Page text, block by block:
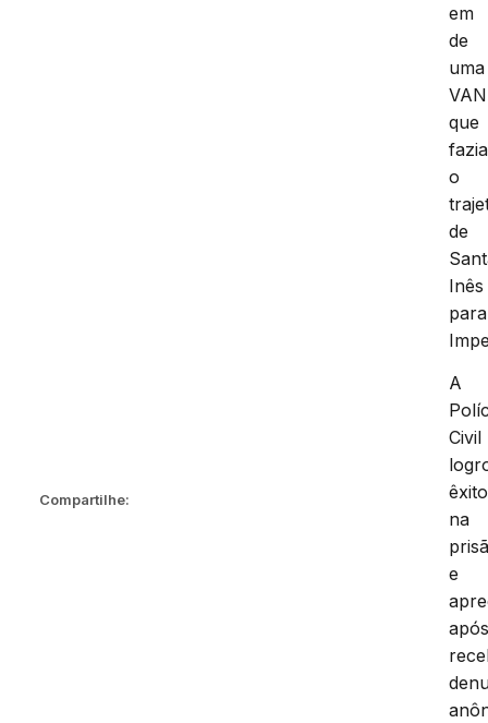
Compartilhe:
em
de
uma
VAN
que
fazia
o
de
Inês
para
A
Civil
êxito
na
e